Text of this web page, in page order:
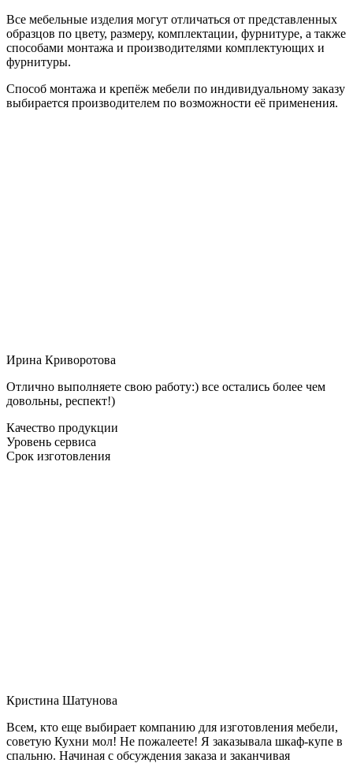
Все мебельные изделия могут отличаться от представленных
образцов по цвету, размеру, комплектации, фурнитуре, а также
способами монтажа и производителями комплектующих и
фурнитуры.
Способ монтажа и крепёж мебели по индивидуальному заказу
выбирается производителем по возможности её применения.
Ирина Криворотова
Отлично выполняете свою работу:) все остались более чем
довольны, респект!)
Качество продукции
Уровень сервиса
Срок изготовления
Кристина Шатунова
Всем, кто еще выбирает компанию для изготовления мебели,
советую Кухни мол! Не пожалеете! Я заказывала шкаф-купе в
спальню. Начиная с обсуждения заказа и заканчивая